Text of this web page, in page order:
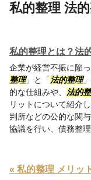
私的整理 法
私的整理とは？法
企業が経営不振に陥
整理」と「 法的整理
的な仕組みや、
法的
リットについて紹介し
判所などの公的な関
協議を行い、債務整理
« 私的整理 メリッ